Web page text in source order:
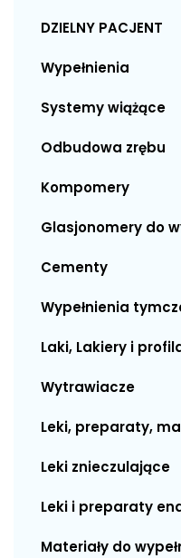
DZIELNY PACJENT
Wypełnienia
Systemy wiążące
Odbudowa zrębu
Kompomery
Glasjonomery do
Cementy
Wypełnienia
Laki, Lakiery i
Wytrawiacze
Leki, preparaty,
Leki znieczulające
Leki i preparaty
Materiały do